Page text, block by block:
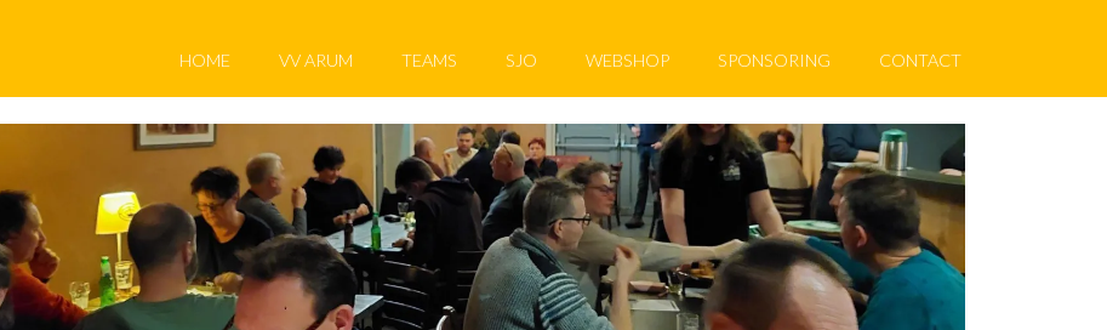
HOME VV ARUM TEAMS SJO WEBSHOP SPONSORING CONTACT